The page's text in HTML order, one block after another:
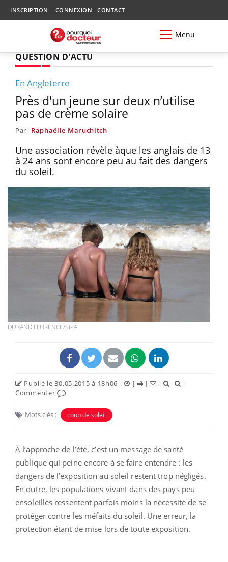
INSCRIPTION CONNEXION CONTACT
Menu
QUESTION D'ACTU
En Angleterre
Près d'un jeune sur deux n’utilise
pas de crème solaire
Par Raphaëlle Maruchitch
Une association révèle àque les anglais de 13
à 24 ans sont encore peu au fait des dangers
du soleil.
DURAND FLORENCE/SIPA
Publié le 30.05.2015 à 18h06 | | | |
|
Commenter
Mots clés : coup de soleil
À l’approche de l’été, c’est un message de santé
publique qui peine encore à se faire entendre : les
dangers de l’exposition au soleil restent trop négligés.
En outre, les populations vivant dans des pays peu
ensoleillés ressentent parfois moins la nécessité de se
protéger contre les méfaits du soleil. Une erreur, la
protection étant de mise lors de toute exposition.